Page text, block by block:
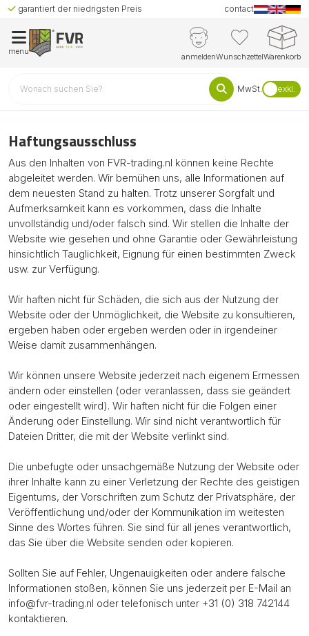
garantiert der niedrigsten Preis contact
menu
anmeldenWunschzettelWarenkorb
MwSt. exkl.
Haftungsausschluss
Aus den Inhalten von FVR-trading.nl können keine Rechte
abgeleitet werden. Wir bemühen uns, alle Informationen auf
dem neuesten Stand zu halten. Trotz unserer Sorgfalt und
Aufmerksamkeit kann es vorkommen, dass die Inhalte
unvollständig und/oder falsch sind. Wir stellen die Inhalte der
Website wie gesehen und ohne Garantie oder Gewährleistung
hinsichtlich Tauglichkeit, Eignung für einen bestimmten Zweck
usw. zur Verfügung.
Wir haften nicht für Schäden, die sich aus der Nutzung der
Website oder der Unmöglichkeit, die Website zu konsultieren,
ergeben haben oder ergeben werden oder in irgendeiner
Weise damit zusammenhängen.
Wir können unsere Website jederzeit nach eigenem Ermessen
ändern oder einstellen (oder veranlassen, dass sie geändert
oder eingestellt wird). Wir haften nicht für die Folgen einer
Änderung oder Einstellung. Wir sind nicht verantwortlich für
Dateien Dritter, die mit der Website verlinkt sind.
Die unbefugte oder unsachgemäße Nutzung der Website oder
ihrer Inhalte kann zu einer Verletzung der Rechte des geistigen
Eigentums, der Vorschriften zum Schutz der Privatsphäre, der
Veröffentlichung und/oder der Kommunikation im weitesten
Sinne des Wortes führen. Sie sind für all jenes verantwortlich,
das Sie über die Website senden oder kopieren.
Sollten Sie auf Fehler, Ungenauigkeiten oder andere falsche
Informationen stoßen, können Sie uns jederzeit per E-Mail an
info@fvr-trading.nl oder telefonisch unter +31 (0) 318 742144
kontaktieren.